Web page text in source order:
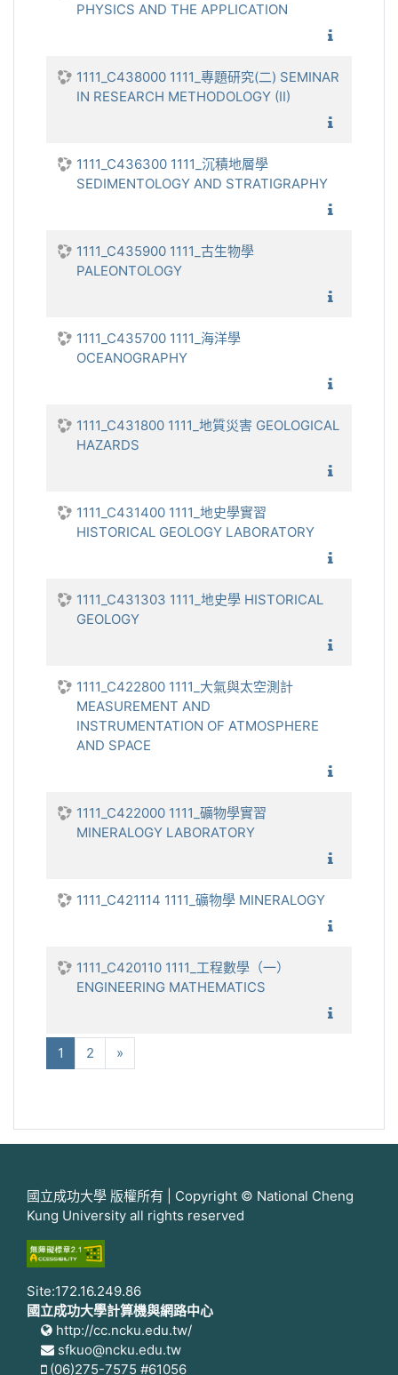
PHYSICS AND THE APPLICATION
1111_C438000 1111_專題研究(二) SEMINAR
IN RESEARCH METHODOLOGY (II)
1111_C436300 1111_沉積地層學
SEDIMENTOLOGY AND STRATIGRAPHY
1111_C435900 1111_古生物學
PALEONTOLOGY
1111_C435700 1111_海洋學
OCEANOGRAPHY
1111_C431800 1111_地質災害 GEOLOGICAL
HAZARDS
1111_C431400 1111_地史學實習
HISTORICAL GEOLOGY LABORATORY
1111_C431303 1111_地史學 HISTORICAL
GEOLOGY
1111_C422800 1111_大氣與太空測計
MEASUREMENT AND
INSTRUMENTATION OF ATMOSPHERE
AND SPACE
1111_C422000 1111_礦物學實習
MINERALOGY LABORATORY
1111_C421114 1111_礦物學 MINERALOGY
1111_C420110 1111_工程數學（一）
ENGINEERING MATHEMATICS
1 (current)
2 »
國立成功大學 版權所有 | Copyright © National Cheng
Kung University all rights reserved
Site:172.16.249.86
國立成功大學計算機與網路中心
http://cc.ncku.edu.tw/
sfkuo@ncku.edu.tw
(06)275-7575 #61056